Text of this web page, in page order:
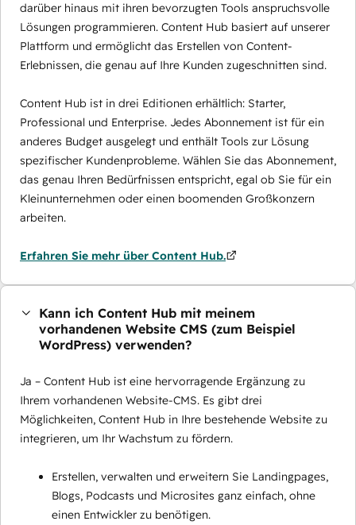
darüber hinaus mit ihren bevorzugten Tools anspruchsvolle
Lösungen programmieren. Content Hub basiert auf unserer
Plattform und ermöglicht das Erstellen von Content-
Erlebnissen, die genau auf Ihre Kunden zugeschnitten sind.
Content Hub ist in drei Editionen erhältlich: Starter,
Professional und Enterprise. Jedes Abonnement ist für ein
anderes Budget ausgelegt und enthält Tools zur Lösung
spezifischer Kundenprobleme. Wählen Sie das Abonnement,
das genau Ihren Bedürfnissen entspricht, egal ob Sie für ein
Kleinunternehmen oder einen boomenden Großkonzern
arbeiten.
Erfahren Sie mehr über Content Hub.
Kann ich Content Hub mit meinem
vorhandenen Website CMS (zum Beispiel
WordPress) verwenden?
Ja – Content Hub ist eine hervorragende Ergänzung zu
Ihrem vorhandenen Website-CMS. Es gibt drei
Möglichkeiten, Content Hub in Ihre bestehende Website zu
integrieren, um Ihr Wachstum zu fördern.
Erstellen, verwalten und erweitern Sie Landingpages,
Blogs, Podcasts und Microsites ganz einfach, ohne
einen Entwickler zu benötigen.